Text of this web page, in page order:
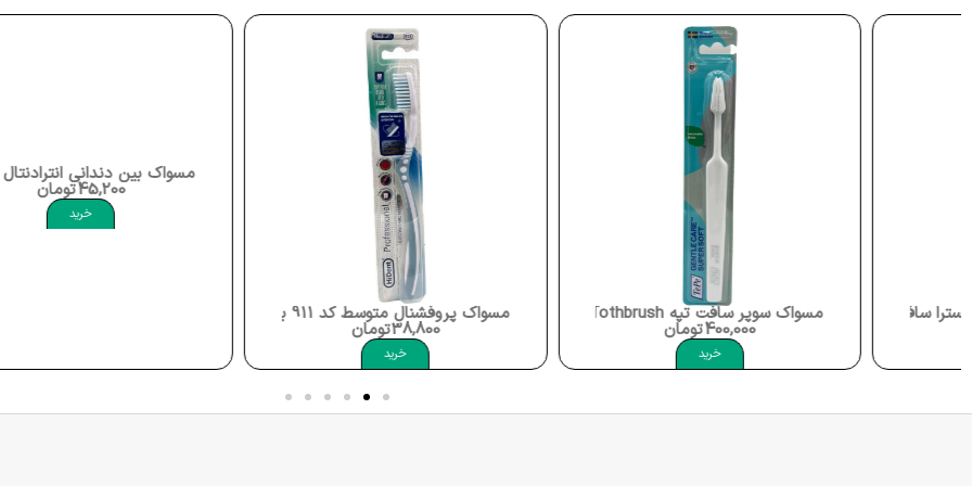
مسواک سوپر سافت تپه Tepe Gentel Care Super Soft Tothbrush
تومان
مسواک پروفشنال متوسط کد 911 برند های دنت Hi Dent Toothbrush Professional Medium
تومان
مسواک بین دندانی انترادنتال نرم کد 939 برند های دنت Hi Dent Toothbrush Intradental Soft
تومان